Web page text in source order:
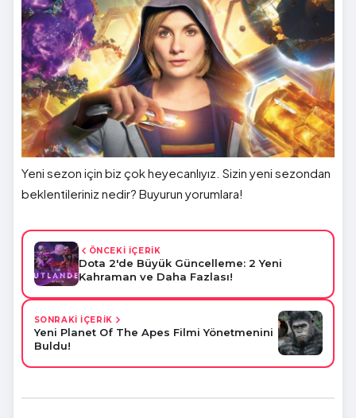
Yeni sezon için biz çok heyecanlıyız. Sizin yeni sezondan
beklentileriniz nedir? Buyurun yorumlara!
ÖNCEKİ İÇERİK
Dota 2'de Büyük Güncelleme: 2 Yeni
Kahraman ve Daha Fazlası!
SONRAKİ İÇERİK
Yeni Planet Of The Apes Filmi Yönetmenini
Buldu!